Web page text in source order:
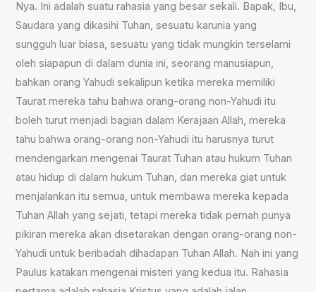
Nya. Ini adalah suatu rahasia yang besar sekali. Bapak, Ibu,
Saudara yang dikasihi Tuhan, sesuatu karunia yang
sungguh luar biasa, sesuatu yang tidak mungkin terselami
oleh siapapun di dalam dunia ini, seorang manusiapun,
bahkan orang Yahudi sekalipun ketika mereka memiliki
Taurat mereka tahu bahwa orang-orang non-Yahudi itu
boleh turut menjadi bagian dalam Kerajaan Allah, mereka
tahu bahwa orang-orang non-Yahudi itu harusnya turut
mendengarkan mengenai Taurat Tuhan atau hukum Tuhan
atau hidup di dalam hukum Tuhan, dan mereka giat untuk
menjalankan itu semua, untuk membawa mereka kepada
Tuhan Allah yang sejati, tetapi mereka tidak pernah punya
pikiran mereka akan disetarakan dengan orang-orang non-
Yahudi untuk beribadah dihadapan Tuhan Allah. Nah ini yang
Paulus katakan mengenai misteri yang kedua itu. Rahasia